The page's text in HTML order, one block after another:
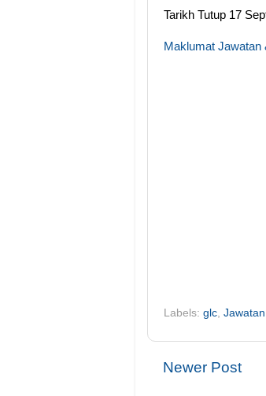
Tarikh Tutup 17
Maklumat Jawatan
Labels: glc
Newer Post